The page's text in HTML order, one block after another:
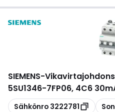
SIEMENS-
5SU1346-7FP06, 4C6
Kopioi
Sähkönro 3222781